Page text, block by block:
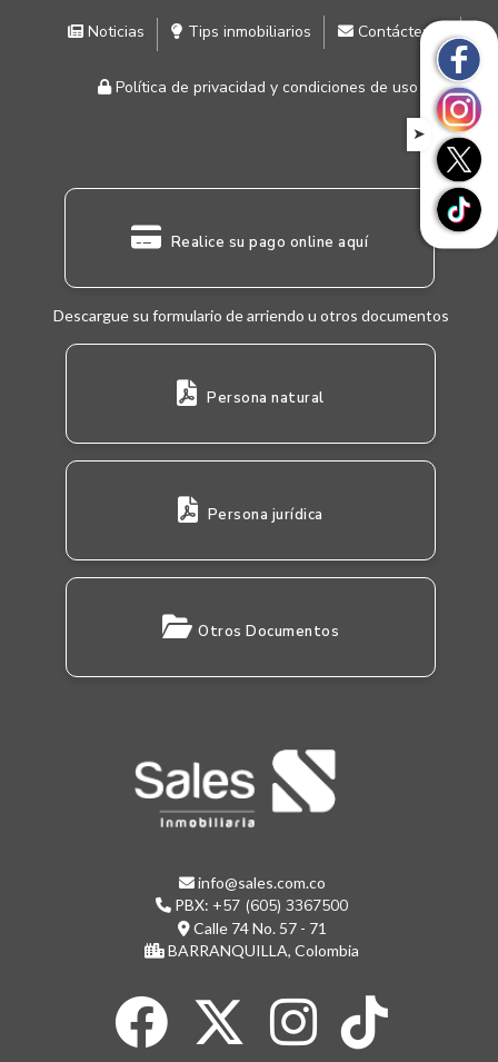
Noticias Tips inmobiliarios Contáctenos
Política de privacidad y condiciones de uso
Realice su pago online aquí
Descargue su formulario de arriendo u otros documentos
Persona natural
Persona jurídica
Otros Documentos
info@sales.com.co
PBX: +57 (605) 3367500
Calle 74 No. 57 - 71
BARRANQUILLA, Colombia
➤